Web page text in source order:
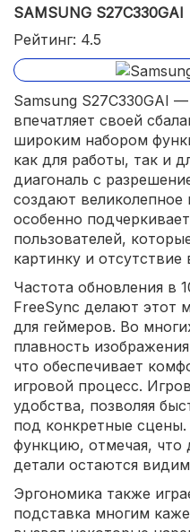
SAMSUNG S27C330GAI
Рейтинг: 4.5
Samsung S27C330GAI
впечатляет своей
широким набором
как для работы, так и
диагональ с
создают великолепное
особенно
пользователей,
картинку и отсутствие
Частота обновления в
FreeSync делают этот
для геймеров. Во
плавность
что обеспечивает
игровой процесс.
удобства, позволяя
под конкретные сцены.
функцию, отмечая, что
детали остаются
Эргономика также
подставка многим